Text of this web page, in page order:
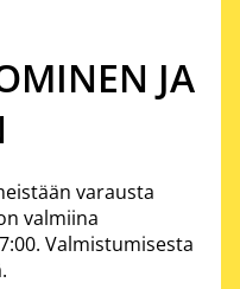
JA
varausta
valmiina
Valmistumisesta